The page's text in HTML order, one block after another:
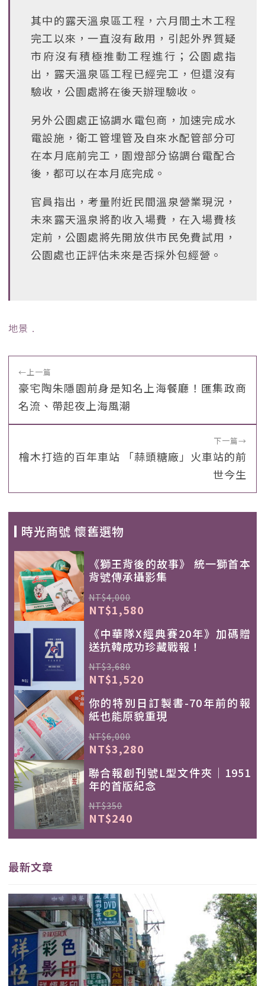
其中的露天溫泉區工程，六月間土木工程
完工以來，一直沒有啟用，引起外界質疑
市府沒有積極推動工程進行；公園處指
出，露天溫泉區工程已經完工，但還沒有
驗收，公園處將在後天辦理驗收。
另外公園處正協調水電包商，加速完成水
電設施，衛工管埋管及自來水配管部分可
在本月底前完工，園燈部分協調台電配合
後，都可以在本月底完成。
官員指出，考量附近民間溫泉營業現況，
未來露天溫泉將酌收入場費，在入場費核
定前，公園處將先開放供市民免費試用，
公園處也正評估未來是否採外包經營。
地景 ﹒
←上一篇
豪宅陶朱隱園前身是知名上海餐廳！匯集政商
名流、帶起夜上海風潮
下一篇→
檜木打造的百年車站 「蒜頭糖廠」火車站的前
世今生
時光商號 懷舊選物
《獅王背後的故事》 統一獅首本
背號傳承攝影集
NT$4,000
NT$1,580
《中華隊X經典賽20年》加碼贈
送抗韓成功珍藏戰報！
NT$3,680
NT$1,520
你的特別日訂製書-70年前的報
紙也能原貌重現
NT$6,000
NT$3,280
聯合報創刊號L型文件夾｜1951
年的首版紀念
NT$350
NT$240
最新文章